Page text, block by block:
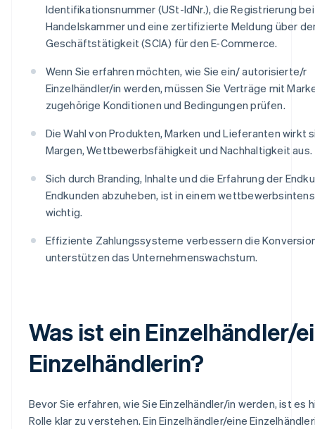
Identifikationsnummer (USt-IdNr.), die Registrierung
Handelskammer und eine zertifizierte Meldung über
Geschäftstätigkeit (SCIA) für den E-Commerce.
Wenn Sie erfahren möchten, wie Sie ein/ autorisierte/r
Einzelhändler/in werden, müssen Sie Verträge mit
zugehörige Konditionen und Bedingungen prüfen.
Die Wahl von Produkten, Marken und Lieferanten wirkt
Margen, Wettbewerbsfähigkeit und Nachhaltigkeit aus.
Sich durch Branding, Inhalte und die Erfahrung der
Endkunden abzuheben, ist in einem
wichtig.
Effiziente Zahlungssysteme verbessern die
unterstützen das Unternehmenswachstum.
Was ist ein Einzelhändler/
Einzelhändlerin?
Bevor Sie erfahren, wie Sie Einzelhändler/in werden, ist es
Rolle klar zu verstehen. Ein Einzelhändler/eine